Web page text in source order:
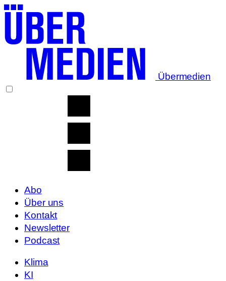
Übermedien
Abo
Über uns
Kontakt
Newsletter
Podcast
Klima
KI